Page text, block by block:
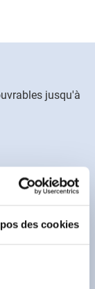
des cookies
jusqu'à